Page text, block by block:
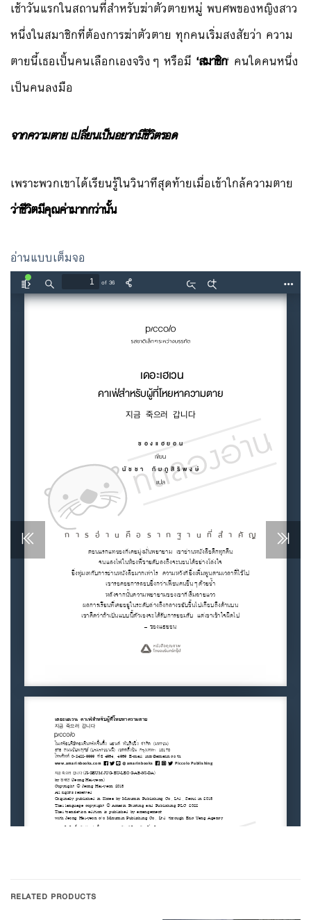
เช้าวันแรกในสถานที่สำหรับฆ่าตัวตายหมู่ พบศพของหญิงสาว
หนึ่งในสมาชิกที่ต้องการฆ่าตัวตาย ทุกคนเริ่มสงสัยว่า ความ
ตายนี้เธอเป็้นคนเลือกเองจริงๆ หรือมี ‘สมาชิก‘ คนใดคนหนึ่ง
เป็นคนลงมือ
จากความตาย เปลี่ยนเป็นอยากมีชีวิตรอด
เพราะพวกเขาได้เรียนรู้ในวินาทีสุดท้ายเมื่อเข้าใกล้ความตาย
ว่าชีวิตมีคุณค่ามากกว่านั้น
อ่านแบบเต็มจอ
RELATED PRODUCTS